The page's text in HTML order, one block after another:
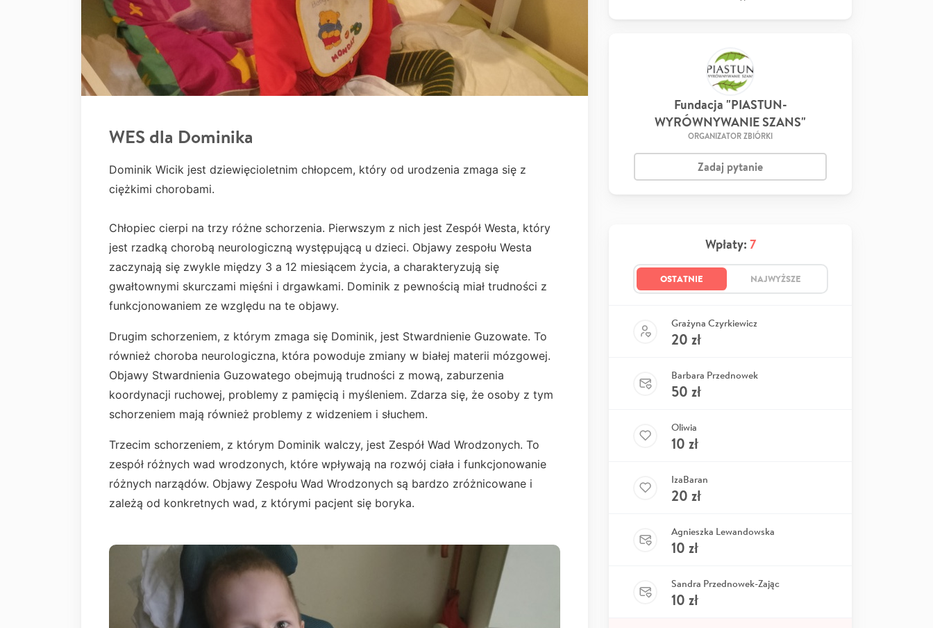
WES dla Dominika
Dominik Wicik jest dziewięcioletnim chłopcem, który od urodzenia zmaga się z
ciężkimi chorobami.
Chłopiec cierpi na trzy różne schorzenia. Pierwszym z nich jest Zespół Westa, który
jest rzadką chorobą neurologiczną występującą u dzieci. Objawy zespołu Westa
zaczynają się zwykle między 3 a 12 miesiącem życia, a charakteryzują się
gwałtownymi skurczami mięśni i drgawkami. Dominik z pewnością miał trudności z
funkcjonowaniem ze względu na te objawy.
Drugim schorzeniem, z którym zmaga się Dominik, jest Stwardnienie Guzowate. To
również choroba neurologiczna, która powoduje zmiany w białej materii mózgowej.
Objawy Stwardnienia Guzowatego obejmują trudności z mową, zaburzenia
koordynacji ruchowej, problemy z pamięcią i myśleniem. Zdarza się, że osoby z tym
schorzeniem mają również problemy z widzeniem i słuchem.
Trzecim schorzeniem, z którym Dominik walczy, jest Zespół Wad Wrodzonych. To
zespół różnych wad wrodzonych, które wpływają na rozwój ciała i funkcjonowanie
różnych narządów. Objawy Zespołu Wad Wrodzonych są bardzo zróżnicowane i
zależą od konkretnych wad, z którymi pacjent się boryka.
Fundacja "PIASTUN-
WYRÓWNYWANIE SZANS"
ORGANIZATOR ZBIÓRKI
Zadaj pytanie
Wpłaty: 7
OSTATNIE NAJWYŻSZE
Grażyna Czyrkiewicz
20 zł
Barbara Przednowek
50 zł
Oliwia
10 zł
IzaBaran
20 zł
Agnieszka Lewandowska
10 zł
Sandra Przednowek-Zając
10 zł